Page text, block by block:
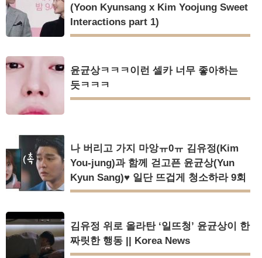
(Yoon Kyunsang x Kim Yoojung Sweet
Interactions part 1)
윤균상ㅋㅋㅋ이런 셀카 너무 좋아하는
듯ㅋㅋㅋ
나 버리고 가지 마앙ㅠ0ㅠ 김유정(Kim
You-jung)과 함께 걷고픈 윤균상(Yun
Kyun Sang)♥ 일단 뜨겁게 청소하라 9회
김유정 위로 올라탄 ‘일뜨청’ 윤균상이 한
짜릿한 행동 || Korea News